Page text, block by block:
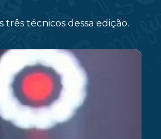
técnicos dessa edição.